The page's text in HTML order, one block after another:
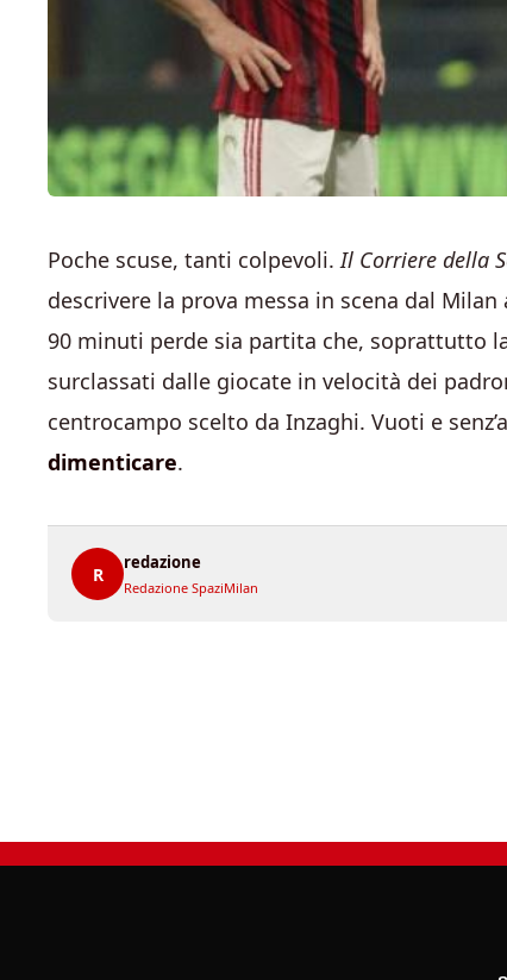
Poche scuse, tanti colpevoli.Il Corriere della
descrivere la prova messa in scena dal Milan
90 minuti perde sia partita che, soprattutto
surclassati dalle giocate in velocità dei
centrocampo scelto da Inzaghi. Vuoti e
dimenticare.
R
redazione
Redazione SpaziMilan